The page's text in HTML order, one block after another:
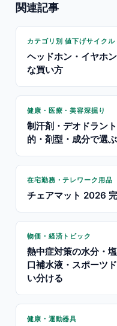
関連記事
カテゴリ別 値下げサイクル
ヘッドホン・イヤホ
な買い方
健康・医療・美容深掘り
制汗剤・デオドラン
的・剤型・成分で選ぶ
在宅勤務・テレワーク用品
チェアマット 2026
物価・経済トピック
熱中症対策の水分・
口補水液・スポーツ
い分ける
健康・運動器具